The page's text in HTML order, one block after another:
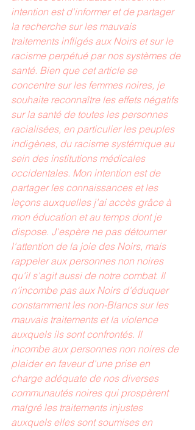
intention est d'informer et de partager
la recherche sur les mauvais
traitements infligés aux Noirs et sur le
racisme perpétué par nos systèmes de
santé. Bien que cet article se
concentre sur les femmes noires, je
souhaite reconnaître les effets négatifs
sur la santé de toutes les personnes
racialisées, en particulier les peuples
indigènes, du racisme systémique au
sein des institutions médicales
occidentales. Mon intention est de
partager les connaissances et les
leçons auxquelles j'ai accès grâce à
mon éducation et au temps dont je
dispose. J'espère ne pas détourner
l'attention de la joie des Noirs, mais
rappeler aux personnes non noires
qu'il s'agit aussi de notre combat. Il
n'incombe pas aux Noirs d'éduquer
constamment les non-Blancs sur les
mauvais traitements et la violence
auxquels ils sont confrontés. Il
incombe aux personnes non noires de
plaider en faveur d'une prise en
charge adéquate de nos diverses
communautés noires qui prospèrent
malgré les traitements injustes
auxquels elles sont soumises en